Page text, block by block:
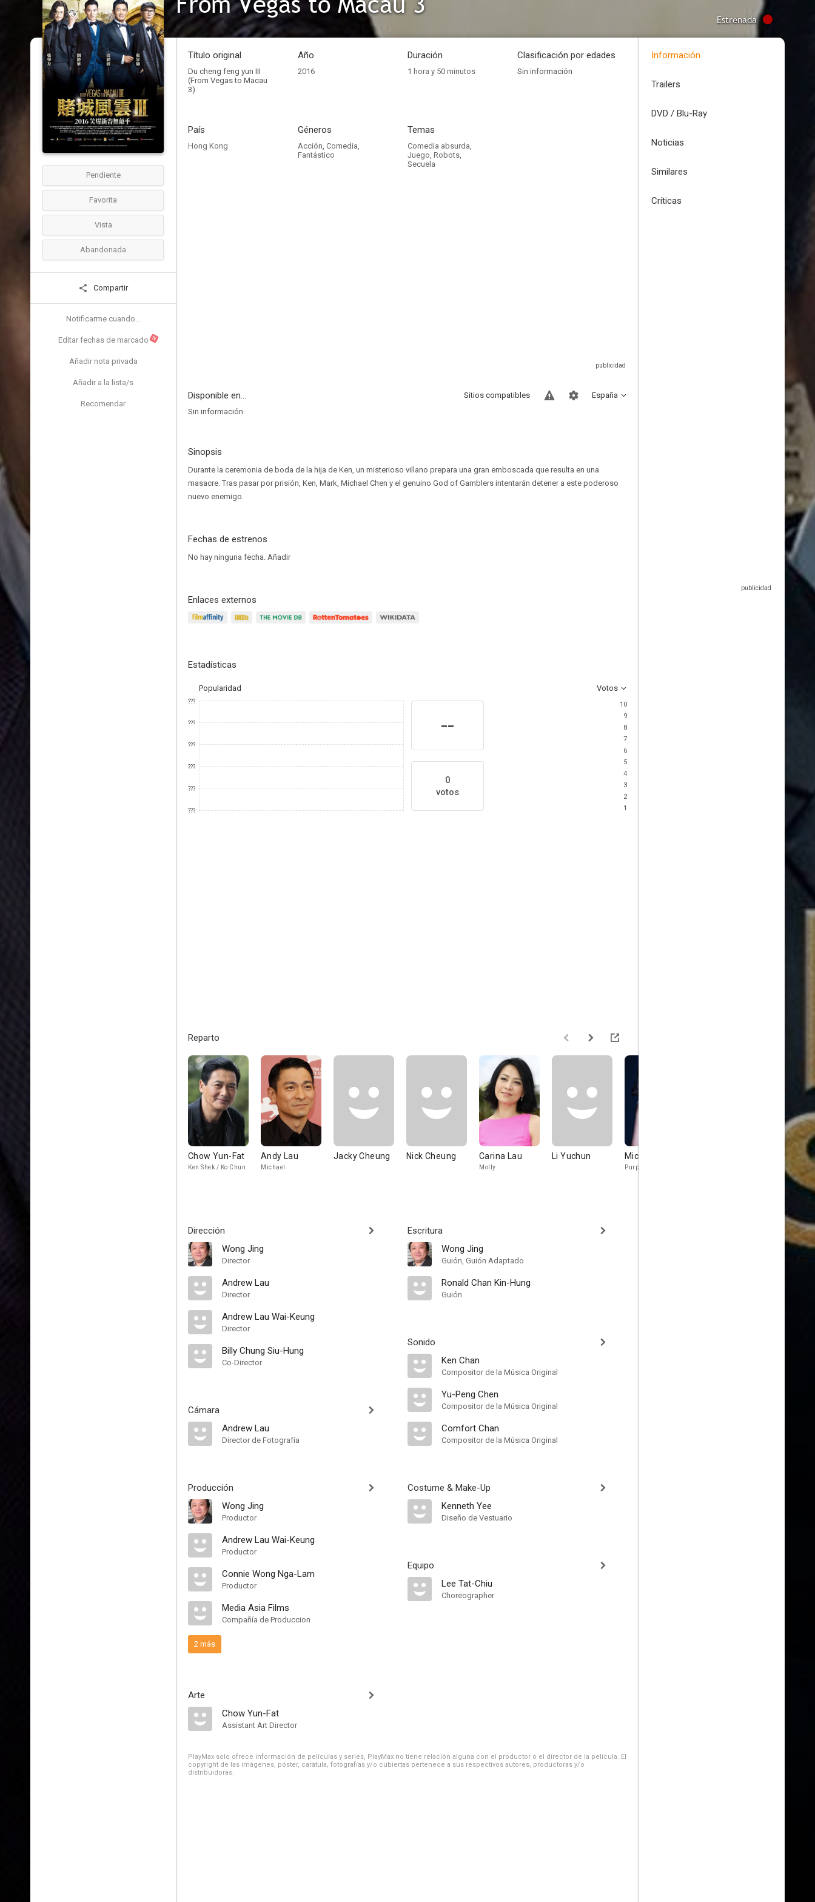
Estrenada
Pendiente
Favorita
Vista
Abandonada
Compartir
Notificarme cuando...
Editar fechas de marcado N
Añadir nota privada
Añadir a la lista/s
Recomendar
Título original
Du cheng feng yun III
(From Vegas to Macau
3)
Año
2016
Duración
1 hora y 50 minutos
Clasificación por edades
Sin información
País
Hong Kong
Géneros
Acción, Comedia,
Fantástico
Temas
Comedia absurda,
Juego, Robots,
Secuela
Disponible en... España
Sitios compatibles
Sin información
Sinopsis
Durante la ceremonia de boda de la hija de Ken, un misterioso villano prepara una gran emboscada que resulta en una
masacre. Tras pasar por prisión, Ken, Mark, Michael Chen y el genuino God of Gamblers intentarán detener a este poderoso
nuevo enemigo.
Fechas de estrenos
No hay ninguna fecha. Añadir
Enlaces externos
Estadísticas
Popularidad Votos
???
???
???
???
???
???
--
0
votos
10
9
8
7
6
5
4
3
2
1
Reparto
Chow Yun-Fat
Ken Shek / Ko Chun
Andy Lau
Michael
Jacky Cheung Nick Cheung Carina Lau
Molly
Li Yuchun Michelle Hu
Purple / Kammy
Jacky
Lung Ng Jr.
Dirección
Wong Jing
Director
Andrew Lau
Director
Andrew Lau Wai-Keung
Director
Billy Chung Siu-Hung
Co-Director
Cámara
Andrew Lau
Director de Fotografía
Producción
Wong Jing
Productor
Andrew Lau Wai-Keung
Productor
Connie Wong Nga-Lam
Productor
Media Asia Films
Compañía de Produccion
2 más
Arte
Chow Yun-Fat
Assistant Art Director
Escritura
Wong Jing
Guión, Guión Adaptado
Ronald Chan Kin-Hung
Guión
Sonido
Ken Chan
Compositor de la Música Original
Yu-Peng Chen
Compositor de la Música Original
Comfort Chan
Compositor de la Música Original
Costume & Make-Up
Kenneth Yee
Diseño de Vestuario
Equipo
Lee Tat-Chiu
Choreographer
PlayMax solo ofrece información de películas y series, PlayMax no tiene relación alguna con el productor o el director de la película. El
copyright de las imágenes, póster, carátula, fotografías y/o cubiertas pertenece a sus respectivos autores, productoras y/o
distribuidoras.
Información
Trailers
DVD / Blu-Ray
Noticias
Similares
Críticas